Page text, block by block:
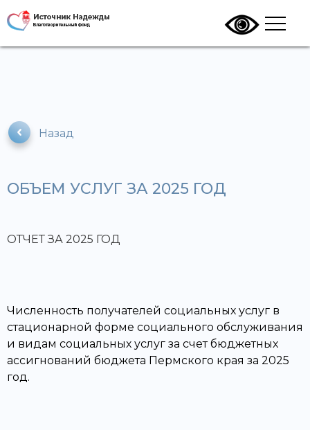
Назад
ОБЪЕМ УСЛУГ ЗА 2025 ГОД
ОТЧЕТ ЗА 2025 ГОД
Численность получателей социальных услуг в
стационарной форме социального обслуживания
и видам социальных услуг за счет бюджетных
ассигнований бюджета Пермского края за 2025
год.